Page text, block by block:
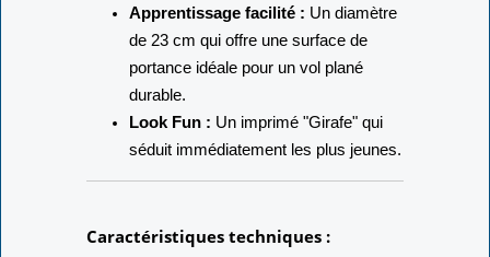
Apprentissage facilité : Un diamètre
de 23 cm qui offre une surface de
portance idéale pour un vol plané
durable.
Look Fun : Un imprimé "Girafe" qui
séduit immédiatement les plus jeunes.
Caractéristiques techniques :